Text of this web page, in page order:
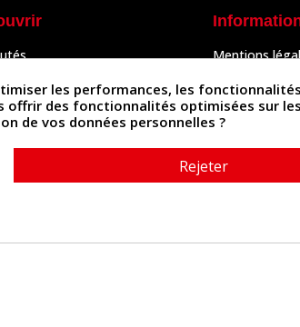
Accessoires
Mentions
Politique de
Politique des
Contactez-nous
les performances, les
des fonctionnalités optimisées sur
de vos données personnelles ?
Rejeter